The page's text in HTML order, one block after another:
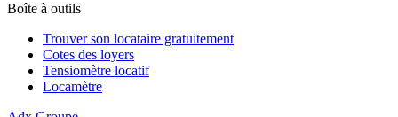
Boîte à outils
Trouver son locataire gratuitement
Cotes des loyers
Tensiomètre locatif
Locamètre